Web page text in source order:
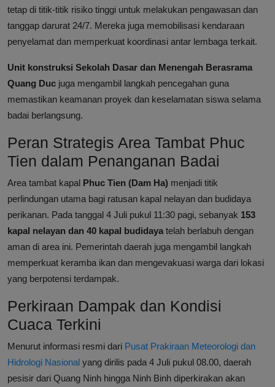
tetap di titik-titik risiko tinggi untuk melakukan pengawasan dan
tanggap darurat 24/7. Mereka juga memobilisasi kendaraan
penyelamat dan memperkuat koordinasi antar lembaga terkait.
Unit konstruksi Sekolah Dasar dan Menengah Berasrama
Quang Duc juga mengambil langkah pencegahan guna
memastikan keamanan proyek dan keselamatan siswa selama
badai berlangsung.
Peran Strategis Area Tambat Phuc
Tien dalam Penanganan Badai
Area tambat kapal Phuc Tien (Dam Ha) menjadi titik
perlindungan utama bagi ratusan kapal nelayan dan budidaya
perikanan. Pada tanggal 4 Juli pukul 11:30 pagi, sebanyak 153
kapal nelayan dan 40 kapal budidaya telah berlabuh dengan
aman di area ini. Pemerintah daerah juga mengambil langkah
memperkuat keramba ikan dan mengevakuasi warga dari lokasi
yang berpotensi terdampak.
Perkiraan Dampak dan Kondisi
Cuaca Terkini
Menurut informasi resmi dari Pusat Prakiraan Meteorologi dan
Hidrologi Nasional yang dirilis pada 4 Juli pukul 08.00, daerah
pesisir dari Quang Ninh hingga Ninh Binh diperkirakan akan